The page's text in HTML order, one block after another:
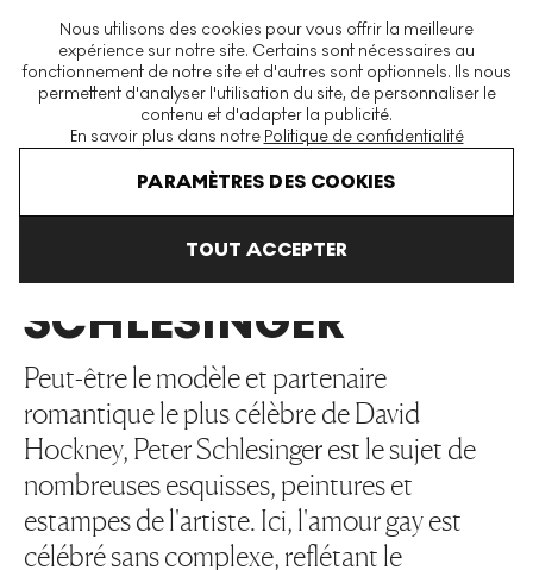
Nous utilisons des cookies pour vous offrir la meilleure
expérience sur notre site. Certains sont nécessaires au
fonctionnement de notre site et d'autres sont optionnels. Ils nous
permettent d'analyser l'utilisation du site, de personnaliser le
contenu et d'adapter la publicité.
En savoir plus dans notre Politique de confidentialité
PARAMÈTRES DES COOKIES
TOUT ACCEPTER
La plus grande plateforme mondiale d'estampes et éditions
modernes et contemporaines
David Hockney Peter Schlesinger
PETER
SCHLESINGER
Peut-être le modèle et partenaire
romantique le plus célèbre de David
Hockney, Peter Schlesinger est le sujet de
nombreuses esquisses, peintures et
estampes de l'artiste. Ici, l'amour gay est
célébré sans complexe, reflétant le